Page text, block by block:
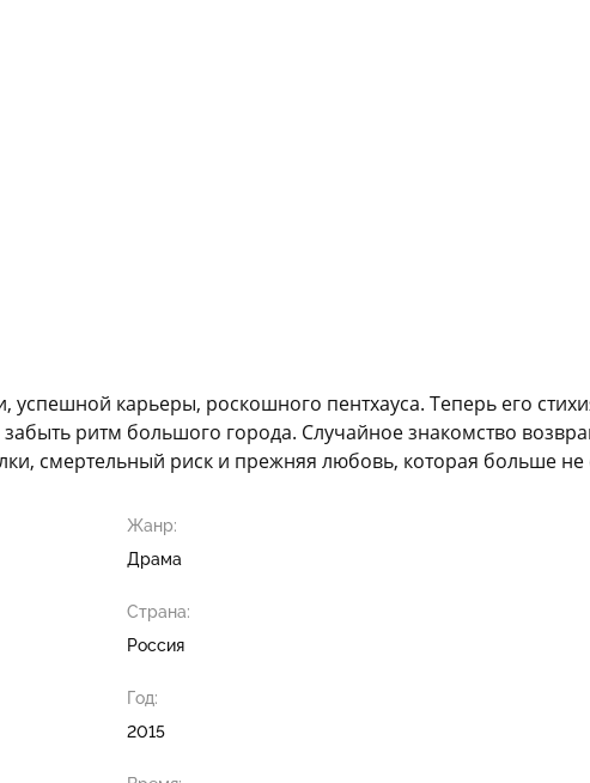
успешной карьеры, роскошного пентхауса. Теперь его
ритм большого города. Случайное знакомство
смертельный риск и прежняя любовь, которая больше не
Жанр:
Драма
Страна:
Россия
Год:
2015